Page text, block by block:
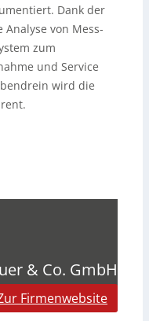
Dank der
von Mess-
zum
und Service
wird die
& Co. GmbH
Firmenwebsite